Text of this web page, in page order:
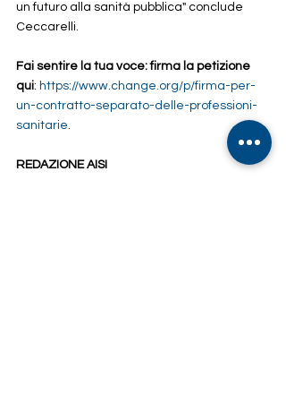
un futuro alla sanità pubblica" conclude
Ceccarelli.
Fai sentire la tua voce: firma la petizione
qui: https://www.change.org/p/firma-per-
un-contratto-separato-delle-professioni-
sanitarie.
REDAZIONE AISI